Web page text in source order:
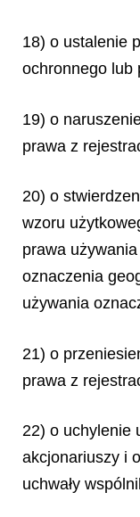
18) o ustalenie
ochronnego lub
19) o
prawa z
20) o
wzoru
prawa
oznaczenia
używania
21) o
prawa z
22) o uchylenie
akcjonariuszy i
uchwały